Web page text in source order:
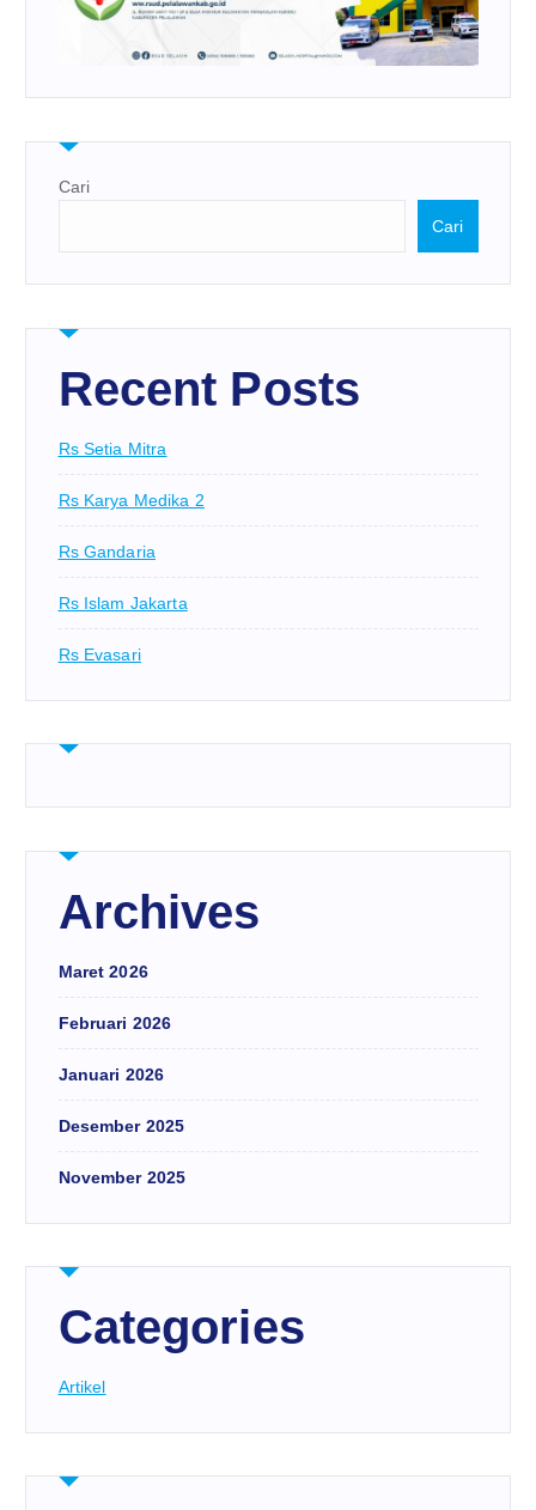
Cari
Cari
Recent Posts
Rs Setia Mitra
Rs Karya Medika 2
Rs Gandaria
Rs Islam Jakarta
Rs Evasari
Archives
Maret 2026
Februari 2026
Januari 2026
Desember 2025
November 2025
Categories
Artikel